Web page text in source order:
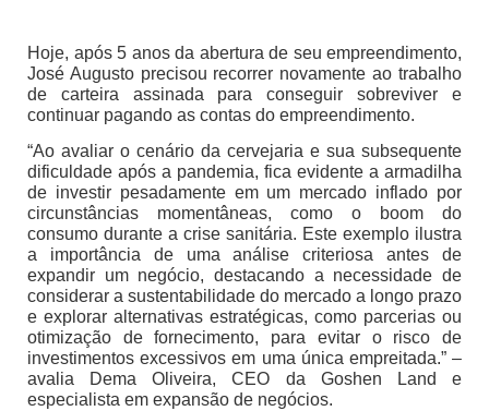
Hoje, após 5 anos da abertura de seu empreendimento,
José Augusto precisou recorrer novamente ao trabalho
de carteira assinada para conseguir sobreviver e
continuar pagando as contas do empreendimento.
“Ao avaliar o cenário da cervejaria e sua subsequente
dificuldade após a pandemia, fica evidente a armadilha
de investir pesadamente em um mercado inflado por
circunstâncias momentâneas, como o boom do
consumo durante a crise sanitária. Este exemplo ilustra
a importância de uma análise criteriosa antes de
expandir um negócio, destacando a necessidade de
considerar a sustentabilidade do mercado a longo prazo
e explorar alternativas estratégicas, como parcerias ou
otimização de fornecimento, para evitar o risco de
investimentos excessivos em uma única empreitada.” –
avalia Dema Oliveira, CEO da Goshen Land e
especialista em expansão de negócios.